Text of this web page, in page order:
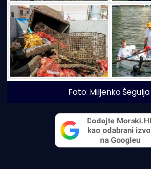
Foto: Miljenko Šegulja